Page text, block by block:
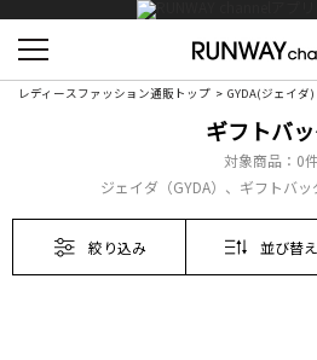
レディースファッション通販トップ GYDA(ジェイダ)
ギフトバ
対象商品： 0
ジェイダ（GYDA）、ギフトバッ
絞り込み 並び替え